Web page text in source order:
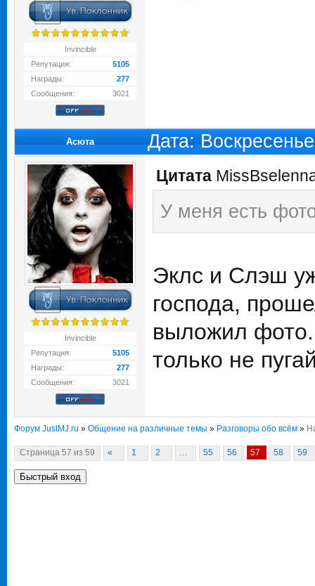
Invincible
Репутация:
5105
Награды:
277
Сообщения:
3021
Асюта Дата:
Invincible
Репутация:
5105
Награды:
277
Сообщения:
3021
Цитата
У меня есть
Эклс и Слэш
господа,
выложил
только не
Форум JustMJ.ru » Общение на различные темы » Разговоры обо всём »
Страница 57 из 59 « 1 2 … 55 56 57 58 59